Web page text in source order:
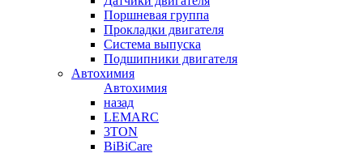
Поршневая группа
Прокладки двигателя
Система выпуска
Подшипники двигателя
Автохимия
Автохимия
назад
LEMARC
3TON
BiBiCare